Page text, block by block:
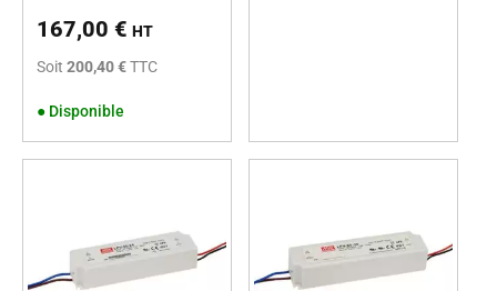
167,00 € HT
Soit 200,40 €TTC
● Disponible